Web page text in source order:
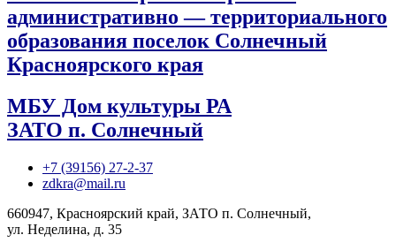
административно — территориального
образования поселок Солнечный
Красноярского края
МБУ Дом культуры РА
ЗАТО п. Солнечный
+7 (39156) 27-2-37
zdkra@mail.ru
660947, Красноярский край, ЗАТО п. Солнечный,
ул. Неделина, д. 35